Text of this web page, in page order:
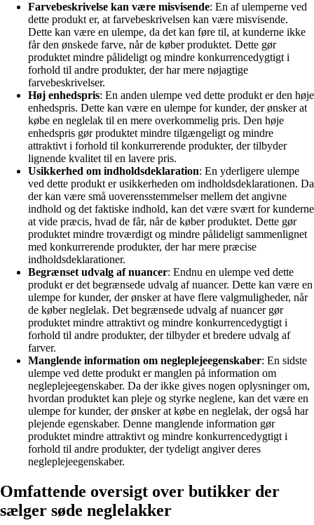
Farvebeskrivelse kan være misvisende: En af ulemperne ved
dette produkt er, at farvebeskrivelsen kan være misvisende.
Dette kan være en ulempe, da det kan føre til, at kunderne ikke
får den ønskede farve, når de køber produktet. Dette gør
produktet mindre pålideligt og mindre konkurrencedygtigt i
forhold til andre produkter, der har mere nøjagtige
farvebeskrivelser.
Høj enhedspris: En anden ulempe ved dette produkt er den høje
enhedspris. Dette kan være en ulempe for kunder, der ønsker at
købe en neglelak til en mere overkommelig pris. Den høje
enhedspris gør produktet mindre tilgængeligt og mindre
attraktivt i forhold til konkurrerende produkter, der tilbyder
lignende kvalitet til en lavere pris.
Usikkerhed om indholdsdeklaration: En yderligere ulempe
ved dette produkt er usikkerheden om indholdsdeklarationen. Da
der kan være små uoverensstemmelser mellem det angivne
indhold og det faktiske indhold, kan det være svært for kunderne
at vide præcis, hvad de får, når de køber produktet. Dette gør
produktet mindre troværdigt og mindre pålideligt sammenlignet
med konkurrerende produkter, der har mere præcise
indholdsdeklarationer.
Begrænset udvalg af nuancer: Endnu en ulempe ved dette
produkt er det begrænsede udvalg af nuancer. Dette kan være en
ulempe for kunder, der ønsker at have flere valgmuligheder, når
de køber neglelak. Det begrænsede udvalg af nuancer gør
produktet mindre attraktivt og mindre konkurrencedygtigt i
forhold til andre produkter, der tilbyder et bredere udvalg af
farver.
Manglende information om negleplejeegenskaber: En sidste
ulempe ved dette produkt er manglen på information om
negleplejeegenskaber. Da der ikke gives nogen oplysninger om,
hvordan produktet kan pleje og styrke neglene, kan det være en
ulempe for kunder, der ønsker at købe en neglelak, der også har
plejende egenskaber. Denne manglende information gør
produktet mindre attraktivt og mindre konkurrencedygtigt i
forhold til andre produkter, der tydeligt angiver deres
negleplejeegenskaber.
Omfattende oversigt over butikker der
sælger søde neglelakker